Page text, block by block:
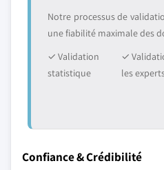
Notre processus de
une fiabilité maximale des
✓ Validation
statistique
✓
les
Confiance & Crédibilité